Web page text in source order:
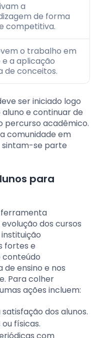
a
de forma
competitiva.
o trabalho em
e a aplicação
de conceitos.
ser iniciado logo
e continuar de
percurso acadêmico.
comunidade em
sintam-se parte
para
ferramenta
dos cursos
fortes e
conteúdo
ensino e nos
Para colher
ações incluem:
dos alunos.
físicas.